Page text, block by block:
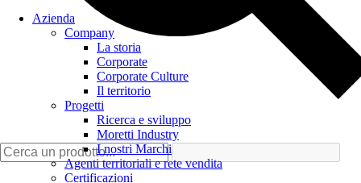
Azienda
Company
La storia
Corporate
Corporate Culture
Il territorio
Progetti
Ricerca e sviluppo
Moretti Industry
I nostri Marchi
Agenti territoriali e rete vendita
Certificazioni